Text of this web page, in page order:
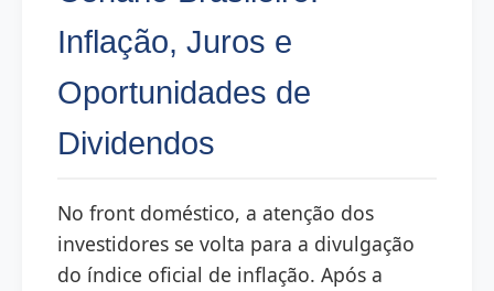
Inflação, Juros e
Oportunidades de
Dividendos
No front doméstico, a atenção dos
investidores se volta para a divulgação
do índice oficial de inflação. Após a